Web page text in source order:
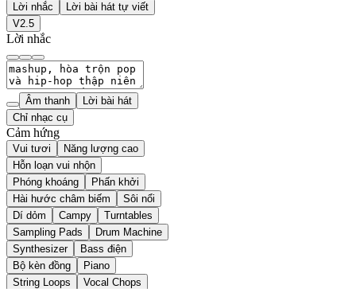
Lời nhắc
Lời bài hát tự viết
V2.5
Lời nhắc
Âm thanh
Lời bài hát
Chỉ nhạc cụ
Cảm hứng
Vui tươi
Năng lượng cao
Hỗn loạn vui nhộn
Phóng khoáng
Phấn khởi
Hài hước châm biếm
Sôi nổi
Dí dỏm
Campy
Turntables
Sampling Pads
Drum Machine
Synthesizer
Bass điện
Bộ kèn đồng
Piano
String Loops
Vocal Chops